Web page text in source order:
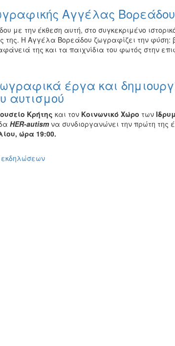
Αγγέλας
με την έκθεση αυτή, στο συγκεκριμένο
της. Η Αγγέλα Βορεάδου ζωγραφίζει την
της και τα παιχνίδια του φωτός στην
έργα και
αυτισμού
Κρήτης και τον Κοινωνικό Χώρο των
HER-autismνα συνδιοργανώνει την πρώτη της
ώρα 19:00.